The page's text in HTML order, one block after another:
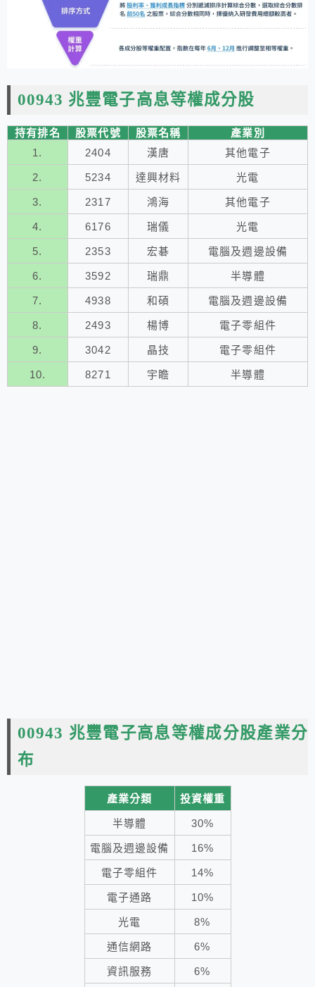
00943 兆豐電子高息等權成分股
持有排名 股票代號 股票名稱
產業別
1.
2404 漢唐 其他電子
2. 5234 達興材料 光電
3. 2317 鴻海 其他電子
4. 6176 瑞儀 光電
5. 2353 宏碁 電腦及週邊設備
6. 3592 瑞鼎 半導體
7. 4938 和碩 電腦及週邊設備
8. 2493 楊博 電子零組件
9. 3042 晶技 電子零組件
10. 8271 宇瞻 半導體
00943 兆豐電子高息等權成分股產業分
布
產業分類 投資權重
半導體 30%
電腦及週邊設備 16%
電子零組件 14%
電子通路 10%
光電 8%
通信網路 6%
資訊服務 6%